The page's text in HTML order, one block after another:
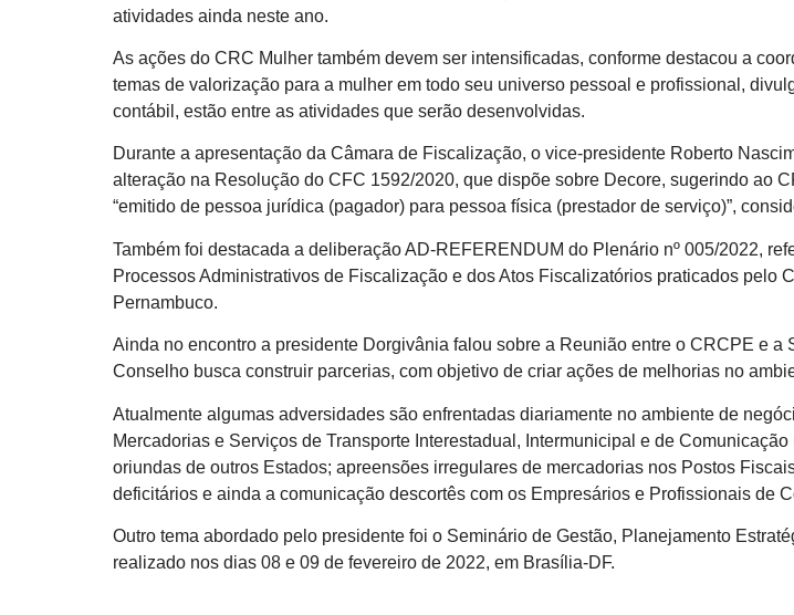
atividades ainda neste ano.
As ações do CRC Mulher também devem ser intensificadas, conforme destacou a
temas de valorização para a mulher em todo seu universo pessoal e profissional,
contábil, estão entre as atividades que serão desenvolvidas.
Durante a apresentação da Câmara de Fiscalização, o vice-presidente Roberto
alteração na Resolução do CFC 1592/2020, que dispõe sobre Decore, sugerindo ao
“emitido de pessoa jurídica (pagador) para pessoa física (prestador de serviço)”,
Também foi destacada a deliberação AD-REFERENDUM do Plenário nº 005/2022,
Processos Administrativos de Fiscalização e dos Atos Fiscalizatórios praticados
Pernambuco.
Ainda no encontro a presidente Dorgivânia falou sobre a Reunião entre o CRCPE e
Conselho busca construir parcerias, com objetivo de criar ações de melhorias no
Atualmente algumas adversidades são enfrentadas diariamente no ambiente de
Mercadorias e Serviços de Transporte Interestadual, Intermunicipal e de
oriundas de outros Estados; apreensões irregulares de mercadorias nos Postos
deficitários e ainda a comunicação descortês com os Empresários e Profissionais de
Outro tema abordado pelo presidente foi o Seminário de Gestão, Planejamento
realizado nos dias 08 e 09 de fevereiro de 2022, em Brasília-DF.